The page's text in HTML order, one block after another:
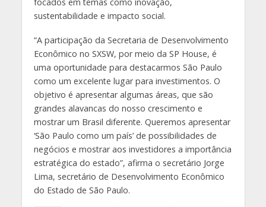
sustentabilidade e impacto social.
“A participação da Secretaria de Desenvolvimento
Econômico no SXSW, por meio da SP House, é
uma oportunidade para destacarmos São Paulo
como um excelente lugar para investimentos. O
objetivo é apresentar algumas áreas, que são
grandes alavancas do nosso crescimento e
mostrar um Brasil diferente. Queremos apresentar
‘São Paulo como um país’ de possibilidades de
negócios e mostrar aos investidores a importância
estratégica do estado”, afirma o secretário Jorge
Lima, secretário de Desenvolvimento Econômico
do Estado de São Paulo.